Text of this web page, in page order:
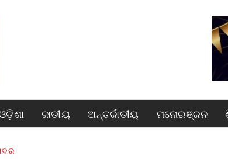
ଜାତୀୟ ଅନ୍ତର୍ଜାତୀୟ ମନୋରଞ୍ଜନ